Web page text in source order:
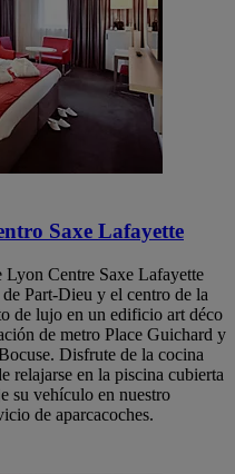
Saxe Lafayette
Lyon Centre Saxe Lafayette
Part-Dieu y el centro de la
de lujo en un edificio art déco
de metro Place Guichard y
Disfrute de la cocina
relajarse en la piscina cubierta
su vehículo en nuestro
de aparcacoches.